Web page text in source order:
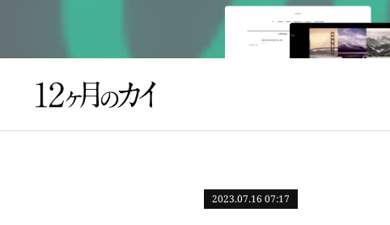
2023.07.16 07:17